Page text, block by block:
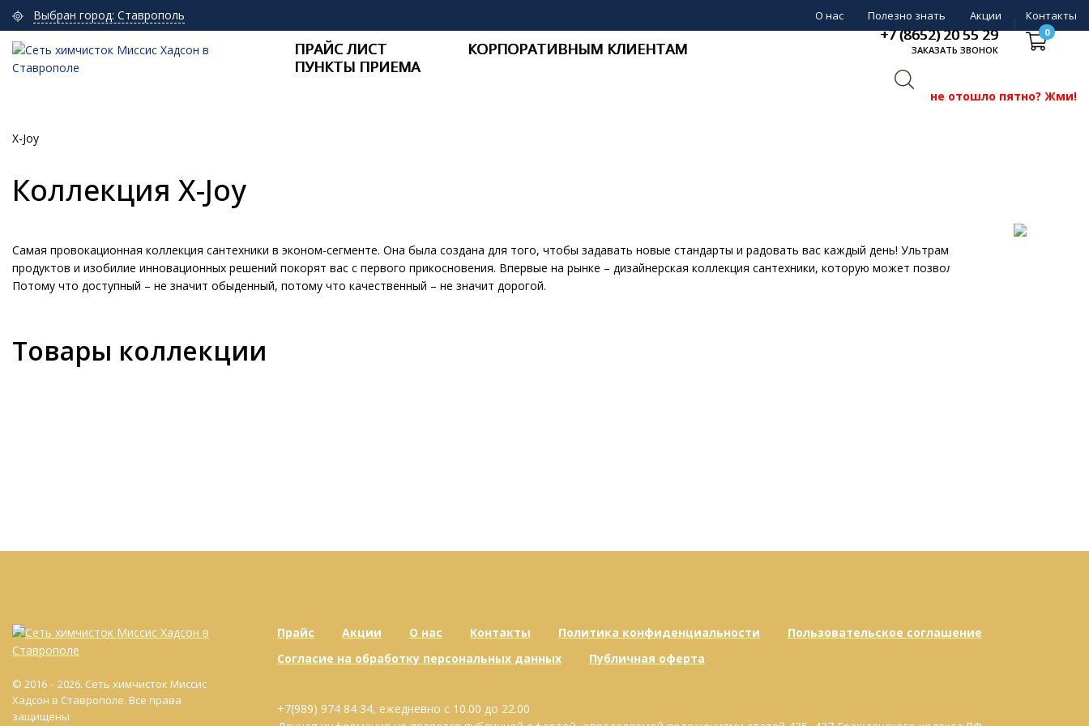
Выбран город: Ставрополь О нас Полезно знать Акции Контакты
ПРАЙС ЛИСТ
КОРПОРАТИВНЫМ КЛИЕНТАМ
ПУНКТЫ ПРИЕМА
+7 (8652) 20 55 29
ЗАКАЗАТЬ ЗВОНОК
0
не отошло пятно? Жми!
X-Joy
Коллекция X-Joy
Самая провокационная коллекция сантехники в эконом-сегменте. Она была создана для того, чтобы задавать новые стандарты и радовать вас каждый день! Ультрамодный дизайн
продуктов и изобилие инновационных решений покорят вас с первого прикосновения. Впервые на рынке – дизайнерская коллекция сантехники, которую может позволит себе каждый.
Потому что доступный – не значит обыденный, потому что качественный – не значит дорогой.
Товары коллекции
© 2016 – 2026. Сеть химчисток Миссис
Хадсон в Ставрополе. Все права
защищены
Прайс Акции О нас Контакты Политика конфиденциальности
Пользовательское соглашение
Согласие на обработку персональных данных
Публичная оферта
+7(989) 974 84 34, ежедневно с 10.00 до 22.00